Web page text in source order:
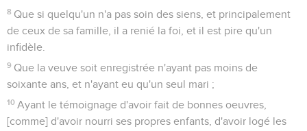
8 Que si quelqu'un n'a pas soin des siens, et principalement
de ceux de sa famille, il a renié la foi, et il est pire qu'un
infidèle.
9 Que la veuve soit enregistrée n'ayant pas moins de
soixante ans, et n'ayant eu qu'un seul mari ;
10 Ayant le témoignage d'avoir fait de bonnes oeuvres,
[comme] d'avoir nourri ses propres enfants, d'avoir logé les